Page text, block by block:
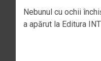
Nebunul cu ochii
a apărut la Editura